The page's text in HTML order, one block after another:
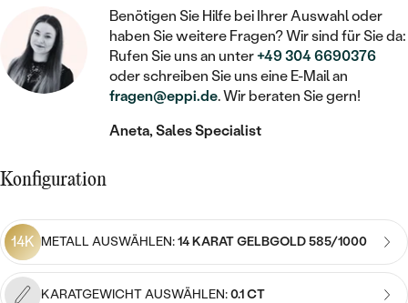
GÜNSTIG
LUXURIÖSE
NACH EDELSTEIN
MIT DIAMANT
MIT LAB GROWN DIAMANT
MIT MOISSANIT
MIT FARBIGEN DIAMANTEN
MIT SCHWARZEN DIAMANTEN
SCHMUCKZUBEHÖR
NACH MATERIAL
NACH STEIN
DIAMANTSCHMUCK
MIT DIAMANT
MIT EDELSTEIN
PERLENOHRRINGE
NACH PREIS
PREISWERTE
LUXURIÖSE
HERZKETTEN
MIT TIEREN
MIT EDELSTEIN
PERLENKETTEN
NACH PREIS
NACH EDELSTEIN
MIT DIAMANT
MIT EDELSTEIN
PERLENRINGE
NACH PREIS
PREISWERTE
Benötigen Sie Hilfe bei Ihrer Auswahl oder
haben Sie weitere Fragen? Wir sind für Sie da:
Rufen Sie uns an unter+49 304 6690376
oder schreiben Sie uns eine E-Mail an
fragen@eppi.de. Wir beraten Sie gern!
Aneta, Sales Specialist
Konfiguration
14K METALL AUSWÄHLEN:14 KARAT GELBGOLD 585/1000
KARATGEWICHT AUSWÄHLEN:0.1 CT